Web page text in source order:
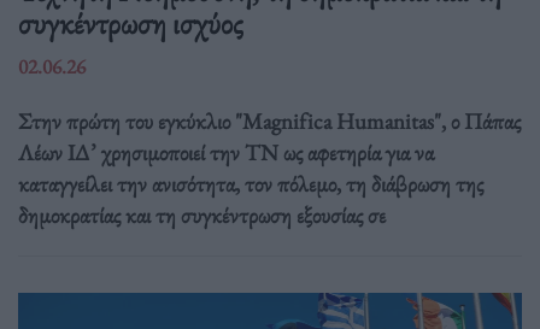
συγκέντρωση ισχύος
02.06.26
Στην πρώτη του εγκύκλιο "Magnifica Humanitas", ο Πάπας
Λέων ΙΔ’ χρησιμοποιεί την ΤΝ ως αφετηρία για να
καταγγείλει την ανισότητα, τον πόλεμο, τη διάβρωση της
δημοκρατίας και τη συγκέντρωση εξουσίας σε